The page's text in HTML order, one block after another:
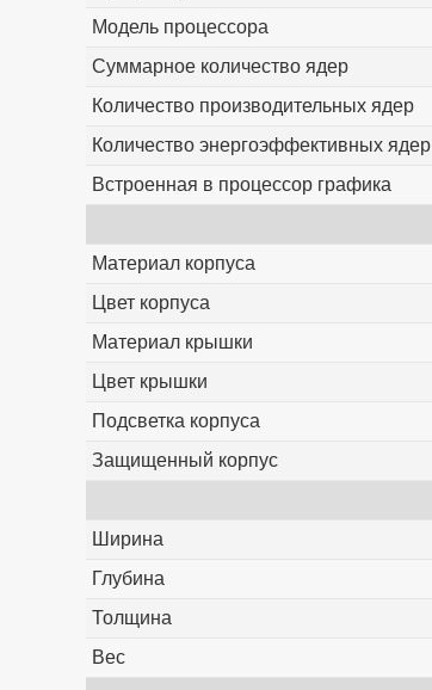
Модель процессора
Суммарное количество ядер
Количество производительных ядер
Количество энергоэффективных ядер
Встроенная в процессор графика
Материал корпуса
Цвет корпуса
Материал крышки
Цвет крышки
Подсветка корпуса
Защищенный корпус
Ширина
Глубина
Толщина
Вес